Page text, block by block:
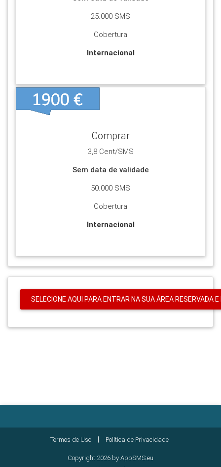
25.000 SMS
Cobertura
Internacional
Comprar
3,8 Cent/SMS
Sem data de validade
50.000 SMS
Cobertura
Internacional
Para realizar pagamentos ou enviar SMS é
Selecione o botão Ver+
VER +
SELECIONE AQUI PARA ENTRAR NA SUA ÁREA RESERVADA
Termos de Uso | Política de Privacidade
Copyright 2026 by AppSMS.eu